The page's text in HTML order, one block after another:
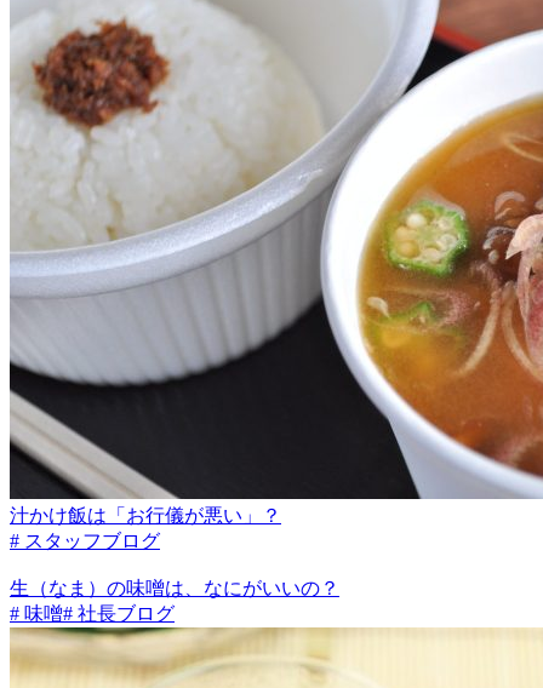
汁かけ飯は「お行儀が悪い」？
# スタッフブログ
生（なま）の味噌は、なにがいいの？
# 味噌# 社長ブログ